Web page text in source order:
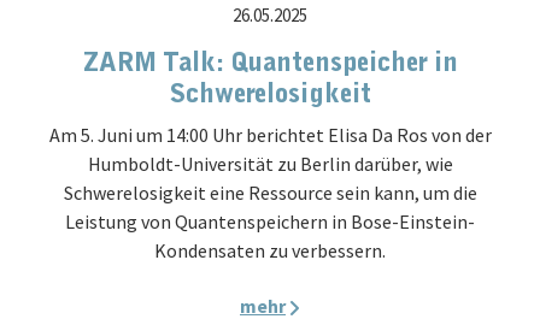
26.05.2025
ZARM Talk: Quantenspeicher in
Schwerelosigkeit
Am 5. Juni um 14:00 Uhr berichtet Elisa Da Ros von der
Humboldt-Universität zu Berlin darüber, wie
Schwerelosigkeit eine Ressource sein kann, um die
Leistung von Quantenspeichern in Bose-Einstein-
Kondensaten zu verbessern.
mehr